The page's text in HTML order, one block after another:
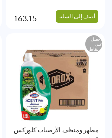
أضف إلى السلة 163.15
احصل
على
نقاط
مطهر ومنظف الأرضيات كلوركس